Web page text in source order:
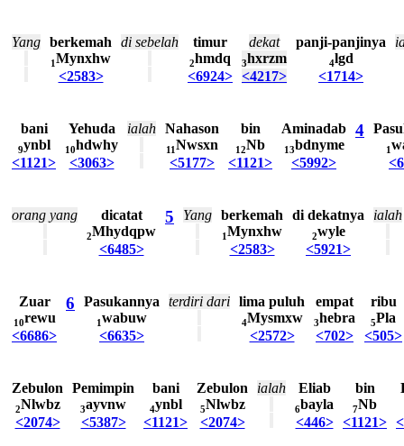
Yang berkemah
1Mynxhw
<2583>
di sebelah timur
2hmdq
<6924>
dekat
3hxrzm
<4217>
panji-panjinya
4lgd
<1714>
bani
9ynbl
<1121>
Yehuda
10hdwhy
<3063>
ialah Nahason
11Nwsxn
<5177>
bin
12Nb
<1121>
Aminadab
13bdnyme
<5992>
4
1
orang yang dicatat
2Mhydqpw
<6485>
5 Yang berkemah
1Mynxhw
<2583>
di dekatnya
2wyle
<5921>
ialah
Zuar
10rewu
<6686>
6 Pasukannya
1wabuw
<6635>
terdiri dari lima puluh
4Mysmxw
<2572>
empat
3hebra
<702>
ribu
5Pla
<505>
Zebulon
2Nlwbz
<2074>
Pemimpin
3ayvnw
<5387>
bani
4ynbl
<1121>
Zebulon
5Nlwbz
<2074>
ialah Eliab
6bayla
<446>
bin
7Nb
<1121>